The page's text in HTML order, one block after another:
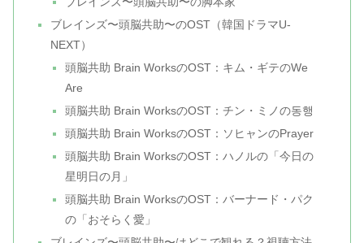
ブレインズ〜頭脳共助〜のOST（韓国ドラマU-
NEXT）
頭脳共助 Brain WorksのOST：キム・ギテのWe
Are
頭脳共助 Brain WorksのOST：チン・ミノの동행
頭脳共助 Brain WorksのOST：ソヒャンのPrayer
頭脳共助 Brain WorksのOST：ハノルの「今日の
星明日の月」
頭脳共助 Brain WorksのOST：バーナード・パク
の「おそらく愛」